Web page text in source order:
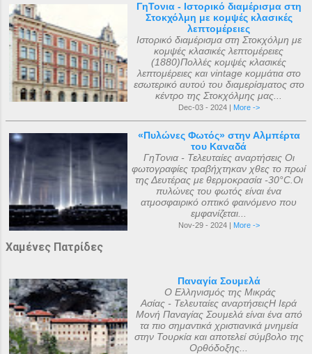
ΓηΤονια - Ιστορικό διαμέρισμα στη
Στοκχόλμη με κομψές κλασικές
λεπτομέρειες
Ιστορικό διαμέρισμα στη Στοκχόλμη με
κομψές κλασικές λεπτομέρειες
(1880)Πολλές κομψές κλασικές
λεπτομέρειες και vintage κομμάτια στο
εσωτερικό αυτού του διαμερίσματος στο
κέντρο της Στοκχόλμης μας...
Dec-03 - 2024 | More ->
«Πυλώνες Φωτός» στην Αλμπέρτα
του Καναδά
ΓηΤονια - Τελευταίες αναρτήσεις Οι
φωτογραφίες τραβήχτηκαν χθες το πρωί
της Δευτέρας με θερμοκρασία -30°C.Οι
πυλώνες του φωτός είναι ένα
ατμοσφαιρικό οπτικό φαινόμενο που
εμφανίζεται...
Nov-29 - 2024 | More ->
Χαμένες Πατρίδες
Παναγία Σουμελά
Ο Ελληνισμός της Μικράς
Ασίας - Τελευταίες αναρτήσειςΗ Ιερά
Μονή Παναγίας Σουμελά είναι ένα από
τα πιο σημαντικά χριστιανικά μνημεία
στην Τουρκία και αποτελεί σύμβολο της
Ορθόδοξης...